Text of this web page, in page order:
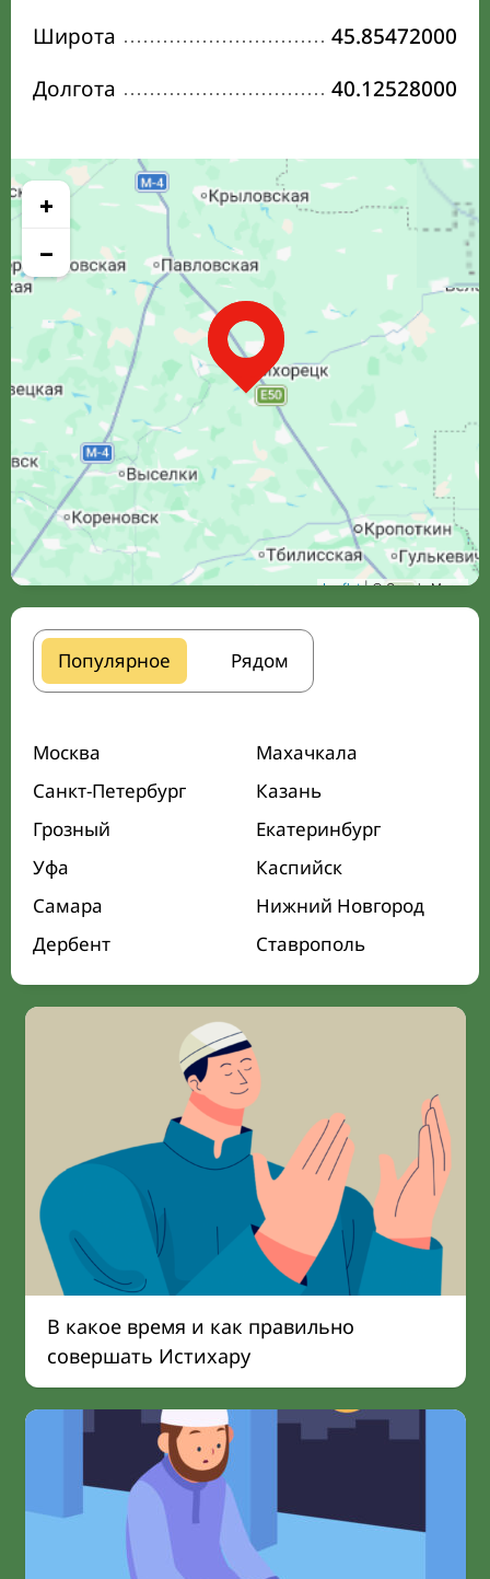
Широта
45.85472000
Долгота
40.12528000
+
−
Leaflet| © Google Maps
Популярное Рядом
Москва
Махачкала
Санкт-Петербург
Казань
Грозный
Екатеринбург
Уфа
Каспийск
Самара
Нижний Новгород
Дербент
Ставрополь
В какое время и как правильно
совершать Истихару